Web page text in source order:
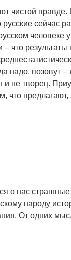
чистой правде.
сейчас
человеке
что
надо, позовут
и не творец.
что предлагают,
о нас
народу
От одних